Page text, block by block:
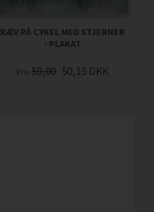
RÆV PÅ CYKEL MED STJERNER
- PLAKAT
Pris 59,00 50,15 DKK